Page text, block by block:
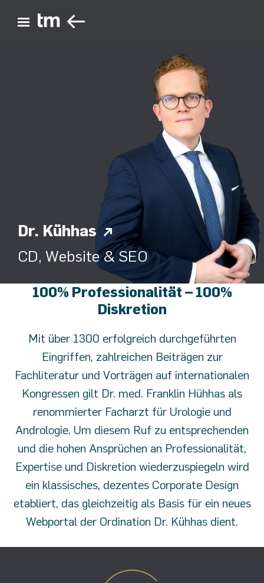
Hauptmenü öffnen
Dr. Kühhas
CD, Website & SEO
100% Professionalität – 100%
Diskretion
Mit über 1300 erfolgreich durchgeführten
Eingriffen, zahlreichen Beiträgen zur
Fachliteratur und Vorträgen auf internationalen
Kongressen gilt Dr. med. Franklin Hühhas als
renommierter Facharzt für Urologie und
Andrologie. Um diesem Ruf zu entsprechenden
und die hohen Ansprüchen an Professionalität,
Expertise und Diskretion wiederzuspiegeln wird
ein klassisches, dezentes Corporate Design
etabliert, das gleichzeitig als Basis für ein neues
Webportal der Ordination Dr. Kühhas dient.